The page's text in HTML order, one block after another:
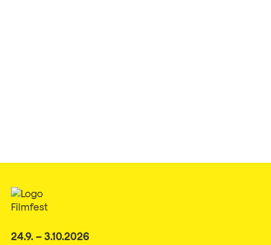
24.9. – 3.10.2026